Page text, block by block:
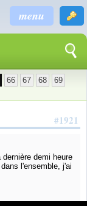
menu
66 67 68
69
#1921
demi heure
l'ensemble, j'ai